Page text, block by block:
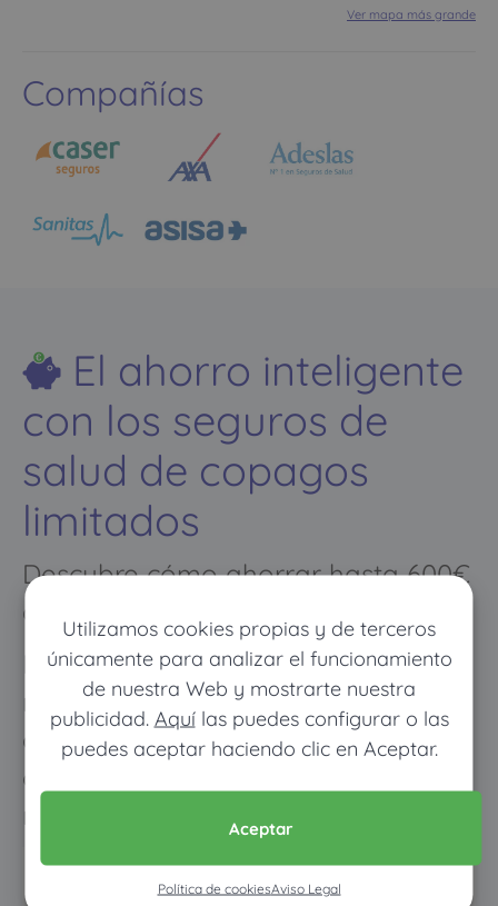
Utilizamos cookies propias y de terceros
únicamente para analizar el funcionamiento
de nuestra Web y mostrarte nuestra
publicidad. Aquílas puedes configurar o las
puedes aceptar haciendo clic en Aceptar.
Aceptar
Política de cookiesAviso Legal
Ver mapa más grande
Compañías
El ahorro inteligente
con los seguros de
salud de copagos
limitados
Descubre cómo ahorrar hasta 600€
al año en tu seguro de salud
Los meses que vayas poco al
médico pagarás muy poco, y
cuando vayas mucho pagarás
como con un seguro médico
normal